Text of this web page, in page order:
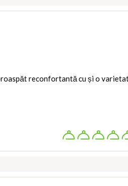
reconfortantă cu și o